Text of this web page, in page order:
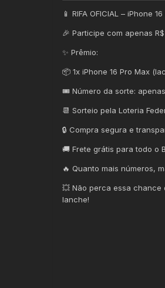
📱 RIFA OFICIAL – iPhone
🎉 Participe com apenas
✨ Prêmio:
📦 1x iPhone 16 Pro Max
🎟️ Número da sorte:
📆 Sorteio pela Loteria
🔒 Compra segura e
🚚 Frete grátis para todo o
🔥 Quanto mais números,
💥 Não perca essa chance
lanche!